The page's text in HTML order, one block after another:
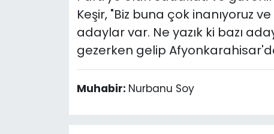
Keşir, "Biz buna çok inanıyoruz
adaylar var. Ne yazık ki bazı
gezerken gelip
Muhabir: Nurbanu Soy